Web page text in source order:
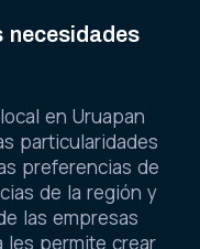
necesidades
en Uruapan
particularidades
preferencias de
de la región y
las empresas
les permite crear